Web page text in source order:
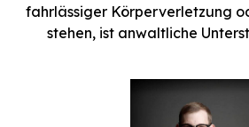
fahrlässiger Körperverletzung
stehen, ist anwaltliche